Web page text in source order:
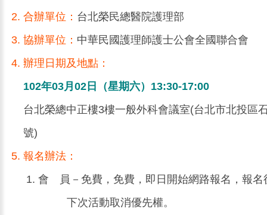
合辦單位： 台北榮民總醫院護理部
協辦單位： 中華民國護理師護士公會全國聯合會
辦理日期及地點：
102年03月02日（星期六）13:30-17:00
台北榮總中正樓3樓一般外科會議室(台北市北投區
號)
報名辦法：
會 員－免費，免費，即日開始網路報名，報名
下次活動取消優先權。